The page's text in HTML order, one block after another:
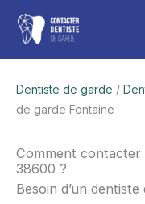
Aller
contenu
Dentiste de garde /
de garde Fontaine
Comment contacter
38600 ?
Besoin d’un